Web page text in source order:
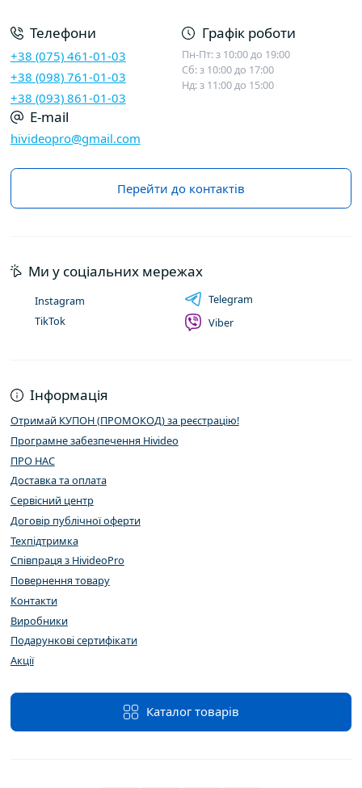
Телефони
+38 (075) 461-01-03
+38 (098) 761-01-03
+38 (093) 861-01-03
Графік роботи
Пн-Пт: з 10:00 до 19:00
Сб: з 10:00 до 17:00
Нд: з 11:00 до 15:00
E-mail
hivideopro@gmail.com
Перейти до контактів
Інформація
Отримай КУПОН (ПРОМОКОД) за реєстрацію!
Програмне забезпечення Hivideo
ПРО НАС
Доставка та оплата
Сервісний центр
Договір публічної оферти
Техпідтримка
Співпраця з HivideoPro
Повернення товару
Контакти
Виробники
Подарункові сертифікати
Акції
Каталог товарів
Ми у соціальних мережах
Instagram
TikTok
Telegram
Viber